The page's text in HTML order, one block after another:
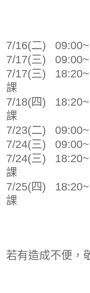
7/16(二)
7/17(三)
7/17(三)
課
7/18(四)
課
7/23(二)
7/24(三)
7/24(三)
課
7/25(四)
課
若有造成不便，